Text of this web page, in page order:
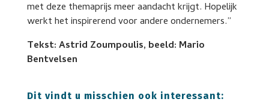
met deze themaprijs meer aandacht krijgt. Hopelijk
werkt het inspirerend voor andere ondernemers.”
Tekst: Astrid Zoumpoulis, beeld: Mario
Bentvelsen
Dit vindt u misschien ook interessant: